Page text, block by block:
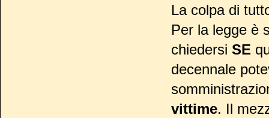
La colpa di
Per la legge è
chiedersi SE
decennale
vittime. Il